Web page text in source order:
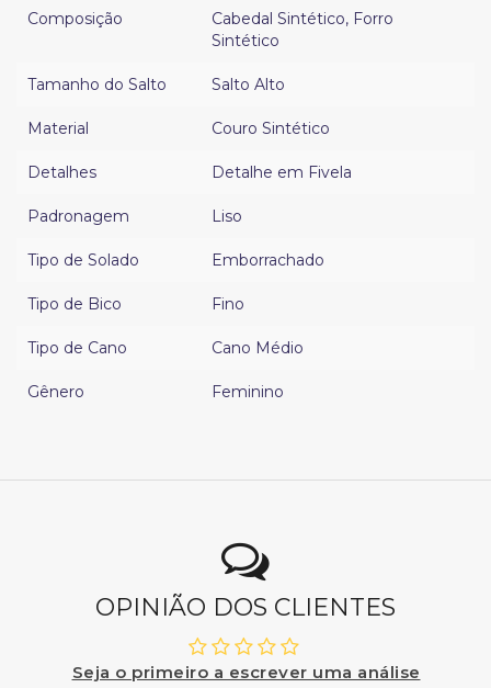
Composição Cabedal Sintético, Forro
Sintético
Tamanho do Salto Salto Alto
Material Couro Sintético
Detalhes Detalhe em Fivela
Padronagem Liso
Tipo de Solado Emborrachado
Tipo de Bico Fino
Tipo de Cano Cano Médio
Gênero Feminino
OPINIÃO DOS CLIENTES
Seja o primeiro a escrever uma análise